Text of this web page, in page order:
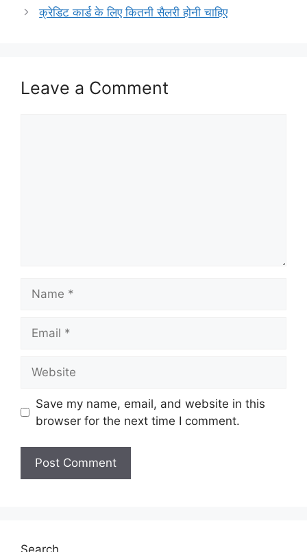
क्रेडिट कार्ड के लिए कितनी सैलरी होनी चाहिए
Leave a Comment
Save my name, email, and website in this
browser for the next time I comment.